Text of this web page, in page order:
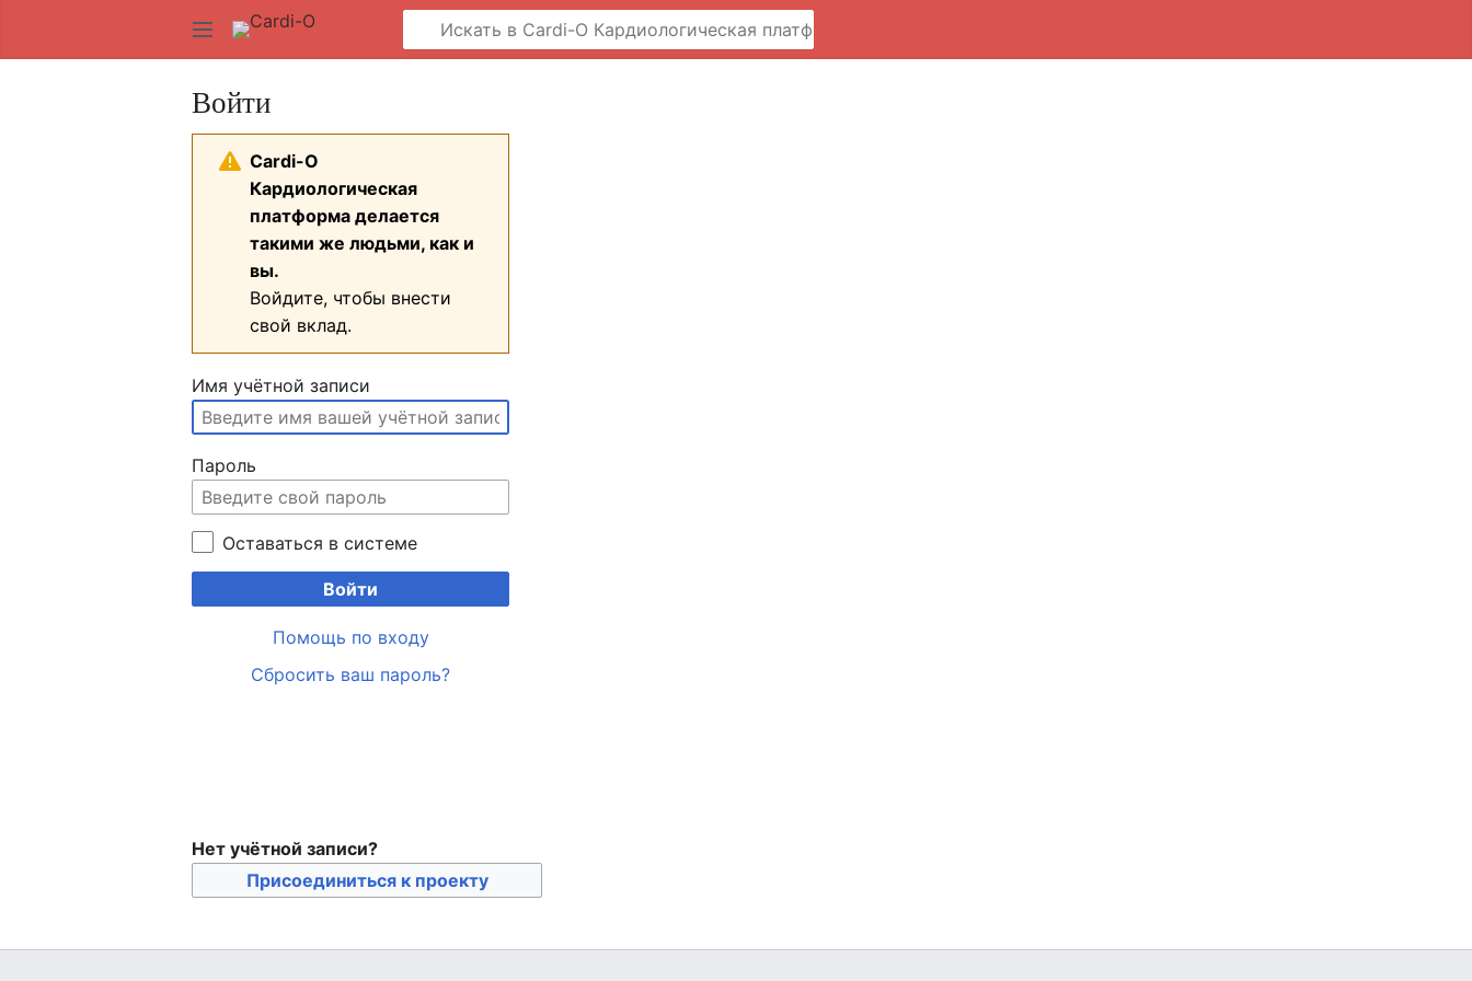
Войти
Cardi-О
Кардиологическая
платформа делается
такими же людьми, как и
вы.
Войдите, чтобы внести
свой вклад.
Имя учётной записи
Пароль
Оставаться в системе
Войти
Помощь по входу
Сбросить ваш пароль?
Нет учётной записи?
Присоединиться к проекту